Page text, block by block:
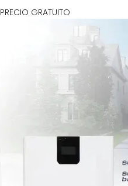
PRECIO GRATUITO